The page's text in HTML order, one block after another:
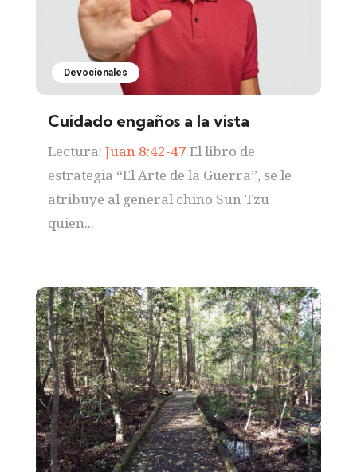
Devocionales
Cuidado engaños a la vista
Lectura: Juan 8:42-47 El libro de
estrategia “El Arte de la Guerra”, se le
atribuye al general chino Sun Tzu
quien...